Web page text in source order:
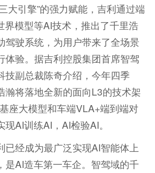
引擎”的强力赋能，吉利通过端
界模型等AI技术，推出了千里浩
驾驶系统，为用户带来了全场景
体验。据吉利控股集团首席智驾
技副总裁陈奇介绍，今年四季
瀚将落地全新的面向L3的技术架
座大模型和车端VLA+端到端对
AI训练AI，AI检验AI。
经成为最广泛实现AI智能体上
是AI造车第一车企。智驾域的千